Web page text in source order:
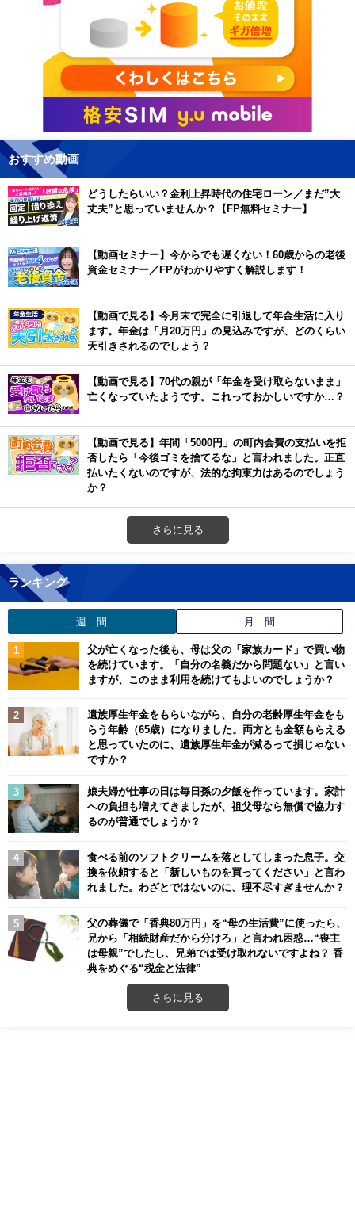
おすすめ動画
どうしたらいい？金利上昇時代の住宅ローン／まだ”大
丈夫”と思っていませんか？【FP無料セミナー】
【動画セミナー】今からでも遅くない！60歳からの老後
資金セミナー／FPがわかりやすく解説します！
【動画で見る】今月末で完全に引退して年金生活に入り
ます。年金は「月20万円」の見込みですが、どのくらい
天引きされるのでしょう？
【動画で見る】70代の親が「年金を受け取らないまま」
亡くなっていたようです。これっておかしいですか…？
【動画で見る】年間「5000円」の町内会費の支払いを拒
否したら「今後ゴミを捨てるな」と言われました。正直
払いたくないのですが、法的な拘束力はあるのでしょう
か？
さらに見る
ランキング
週 間 月 間
父が亡くなった後も、母は父の「家族カード」で買い物
を続けています。「自分の名義だから問題ない」と言い
ますが、このまま利用を続けてもよいのでしょうか？
遺族厚生年金をもらいながら、自分の老齢厚生年金をも
らう年齢（65歳）になりました。両方とも全額もらえる
と思っていたのに、遺族厚生年金が減るって損じゃない
ですか？
娘夫婦が仕事の日は毎日孫の夕飯を作っています。家計
への負担も増えてきましたが、祖父母なら無償で協力す
るのが普通でしょうか？
食べる前のソフトクリームを落としてしまった息子。交
換を依頼すると「新しいものを買ってください」と言わ
れました。わざとではないのに、理不尽すぎませんか？
父の葬儀で「香典80万円」を“母の生活費”に使ったら、
兄から「相続財産だから分けろ」と言われ困惑…“喪主
は母親”でしたし、兄弟では受け取れないですよね？ 香
典をめぐる“税金と法律”
さらに見る